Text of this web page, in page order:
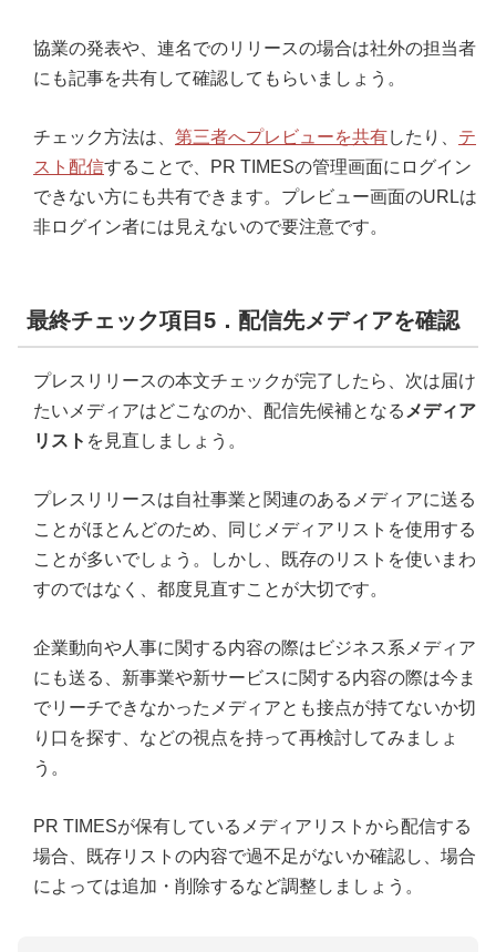
協業の発表や、連名でのリリースの場合は社外の担当者
にも記事を共有して確認してもらいましょう。
チェック方法は、 第三者へプレビューを共有したり、 テ
スト配信することで、PR TIMESの管理画面にログイン
できない方にも共有できます。プレビュー画面のURLは
非ログイン者には見えないので要注意です。
最終チェック項目5．配信先メディアを確認
プレスリリースの本文チェックが完了したら、次は届け
たいメディアはどこなのか、配信先候補となる メディア
リスト を見直しましょう。
プレスリリースは自社事業と関連のあるメディアに送る
ことがほとんどのため、同じメディアリストを使用する
ことが多いでしょう。しかし、既存のリストを使いまわ
すのではなく、都度見直すことが大切です。
企業動向や人事に関する内容の際はビジネス系メディア
にも送る、新事業や新サービスに関する内容の際は今ま
でリーチできなかったメディアとも接点が持てないか切
り口を探す、などの視点を持って再検討してみましょ
う。
PR TIMESが保有しているメディアリストから配信する
場合、既存リストの内容で過不足がないか確認し、場合
によっては追加・削除するなど調整しましょう。